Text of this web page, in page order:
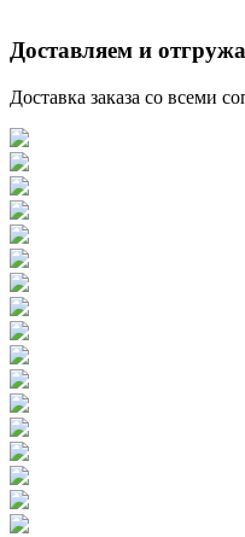
Доставляем и
Доставка заказа со всеми